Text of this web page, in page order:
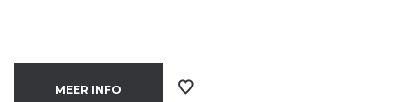
MEER INFO